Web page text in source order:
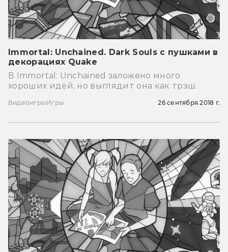
Immortal: Unchained. Dark Souls с пушками в
декорациях Quake
В Immortal: Unchained заложено много
хороших идей, но выглядит она как трэш.
ВидеоигрыИгры 26 сентября 2018 г.